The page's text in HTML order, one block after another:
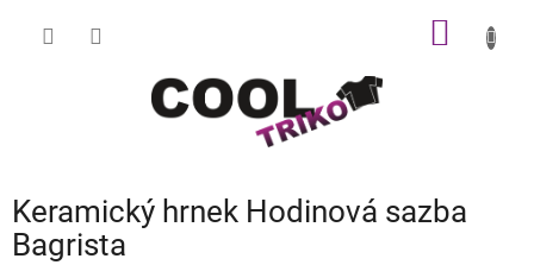
Keramický hrnek Hodinová sazba
Bagrista